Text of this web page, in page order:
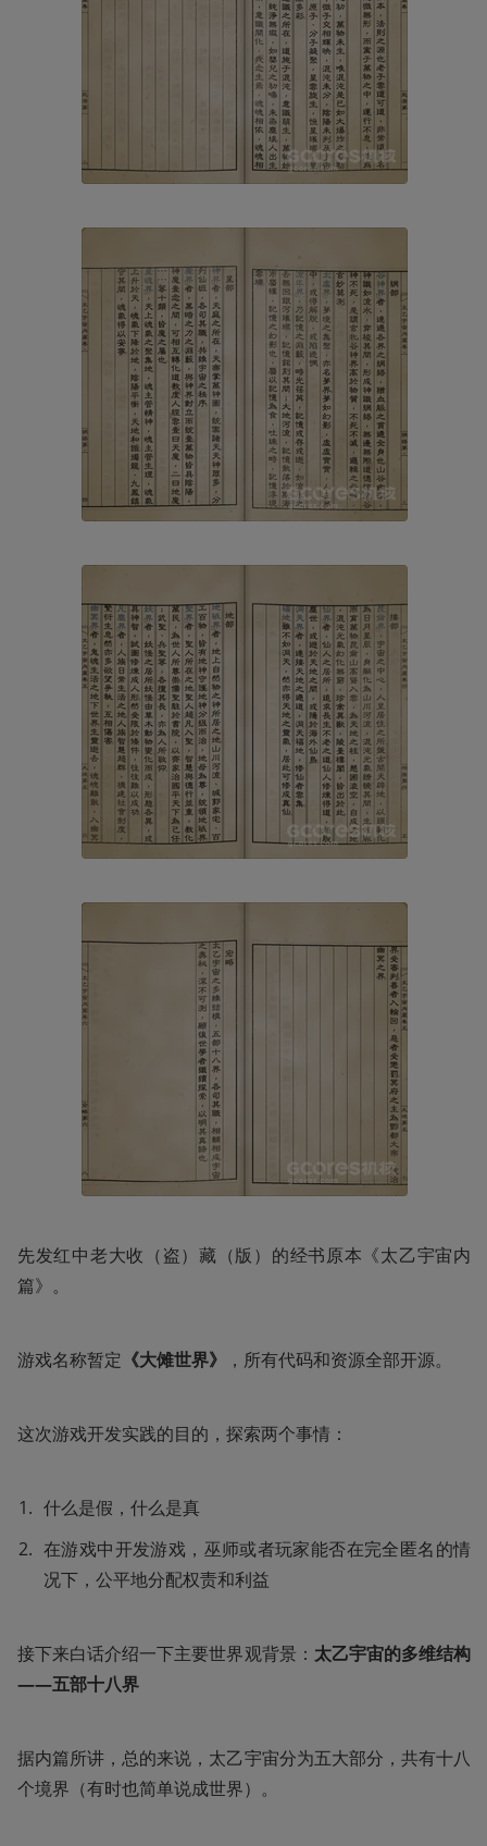
先发红中老大收（盗）藏（版）的经书原本《太乙宇宙内
篇》。
游戏名称暂定 《大傩世界》 ，所有代码和资源全部开源。
这次游戏开发实践的目的，探索两个事情：
什么是假，什么是真
在游戏中开发游戏，巫师或者玩家能否在完全匿名的情
况下，公平地分配权责和利益
接下来白话介绍一下主要世界观背景： 太乙宇宙的多维结构
——五部十八界
据内篇所讲，总的来说，太乙宇宙分为五大部分，共有十八
个境界（有时也简单说成世界）。